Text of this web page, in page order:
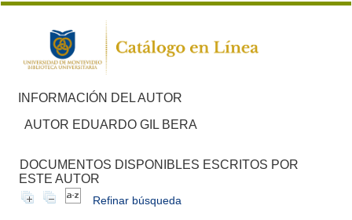
INFORMACIÓN DEL AUTOR
AUTOR EDUARDO GIL BERA
DOCUMENTOS DISPONIBLES ESCRITOS POR
ESTE AUTOR
Refinar búsqueda